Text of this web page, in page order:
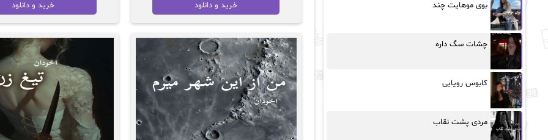
خرید و دانلود خرید و دانلود بوی موهایت چند
چشات سگ داره
کابوس رویایی
مردی پشت نقاب